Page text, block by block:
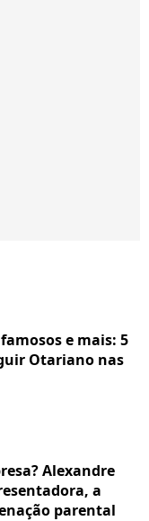
e mais: 5
Otariano nas
Alexandre
a
parental